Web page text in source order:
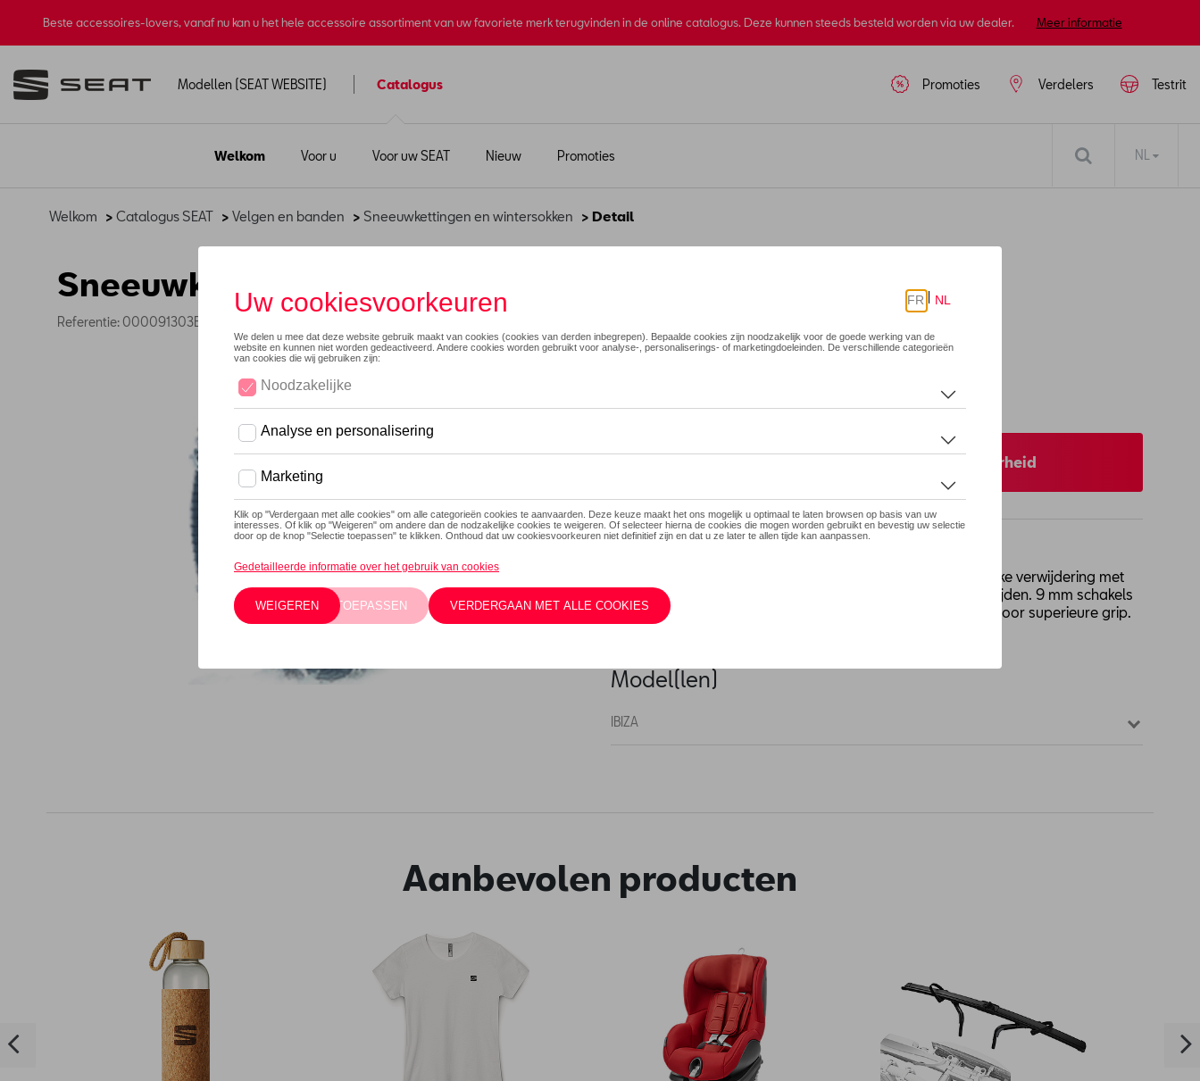
Beste accessoires-lovers, vanaf nu kan u het hele accessoire assortiment van uw favoriete merk terugvinden in de online catalogus. Deze kunnen steeds besteld worden via uw dealer. Meer informatie
Modellen (SEAT WEBSITE) Catalogus
Welkom Voor u Voor uw SEAT Nieuw Promoties
Testrit
Verdelers
Promoties
NL
Welkom > Catalogus SEAT > Velgen en banden > Sneeuwkettingen en wintersokken > Detail
Sneeuwkettingband 175/70R14
Referentie: 000091303B
Dit product is momenteel niet op stock
Contacteer uw dealer voor beschikbaarheid
Voor minder ruimte, maximaal installatiegemak, onmiddellijke verwijdering met
één hand. Automatische spanningsaanpassing tijdens het rijden. 9 mm schakels
om aan te passen aan gereduceerde wielkasten. X-ketting voor superieure grip.
Inclusief matten en handschoenen.
Model(len)
IBIZA
Aanbevolen producten